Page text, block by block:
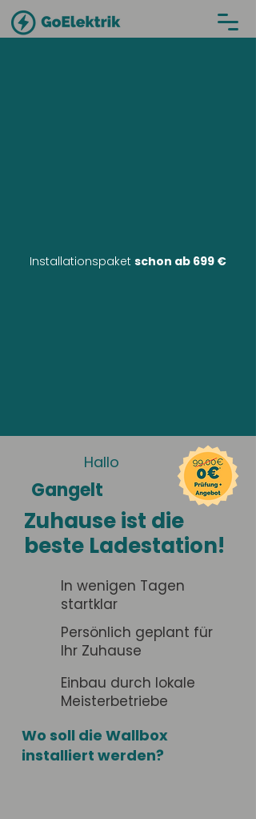
Installationspaket schon ab 699 €
Hallo
Gangelt
Zuhause ist die
beste Ladestation!
In wenigen Tagen
startklar
Persönlich geplant für
Ihr Zuhause
Einbau durch lokale
Meisterbetriebe
Wo soll die Wallbox
installiert werden?